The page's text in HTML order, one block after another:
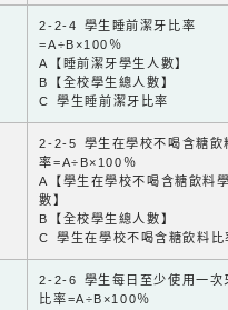
2-2-4 學生睡前潔牙比率
=A÷B×100％
A【睡前潔牙學生人數】
B【全校學生總人數】
C 學生睡前潔牙比率
2-2-5 學生在學校不喝含糖飲
率=A÷B×100％
A【學生在學校不喝含糖飲料
數】
B【全校學生總人數】
C 學生在學校不喝含糖飲料比
2-2-6 學生每日至少使用一次
比率=A÷B×100％